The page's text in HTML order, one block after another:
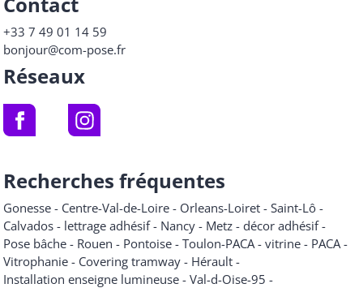
+33 7 49 01 14 59
bonjour@com-pose.fr
Réseaux
Recherches fréquentes
Gonesse - Centre-Val-de-Loire - Orleans-Loiret - Saint-Lô -
Calvados - lettrage adhésif - Nancy - Metz - décor adhésif -
Pose bâche - Rouen - Pontoise - Toulon-PACA - vitrine - PACA -
Vitrophanie - Covering tramway - Hérault -
Installation enseigne lumineuse - Val-d-Oise-95 -